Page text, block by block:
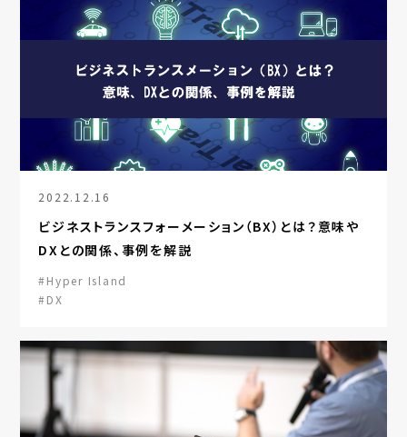
2022.12.16
ビジネストランスフォーメーション（BX）とは？意味や
DXとの関係、事例を解説
#Hyper Island
#DX